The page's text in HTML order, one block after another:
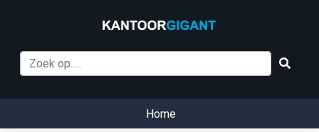
Home